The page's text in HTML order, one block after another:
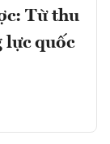
Từ thu
quốc